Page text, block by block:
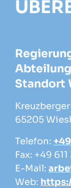
Standort
65205
Telefon:
Fax: +49
E-Mail:
Web: